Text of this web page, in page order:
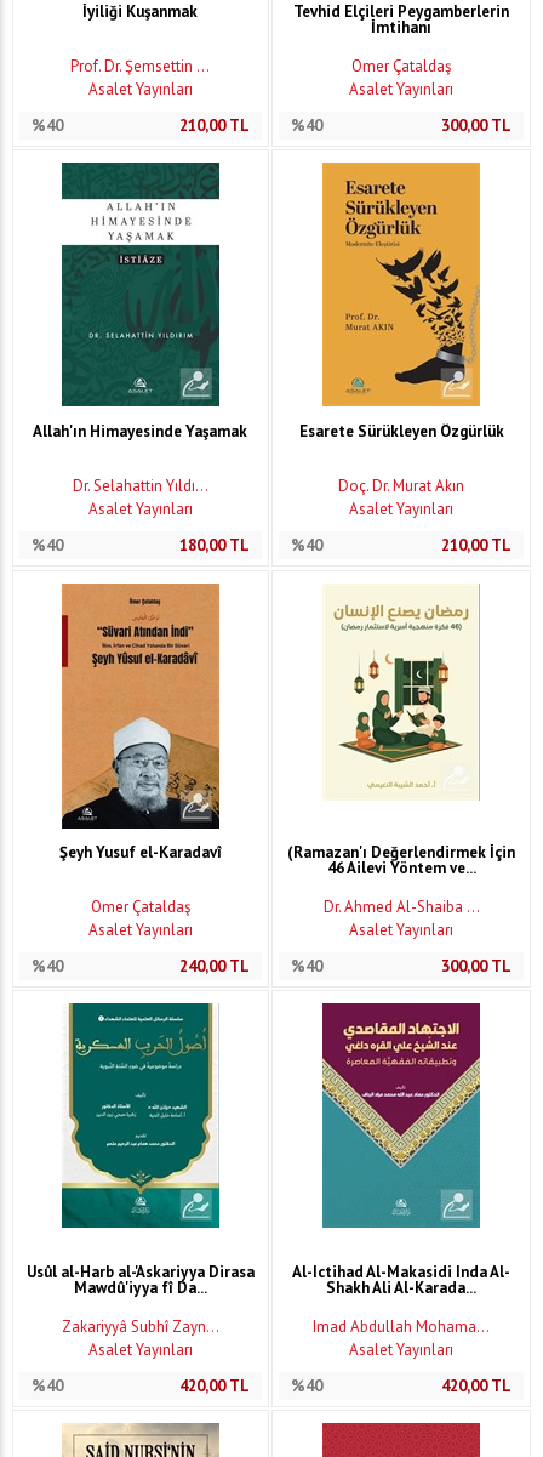
İyiliği Kuşanmak
Prof. Dr. Şemsettin ...
Asalet Yayınları
%40
210,00TL
Tevhid Elçileri Peygamberlerin
İmtihanı
Ömer Çataldaş
Asalet Yayınları
%40
300,00TL
Allah'ın Himayesinde Yaşamak
Dr. Selahattin Yıldı...
Asalet Yayınları
%40
180,00TL
Esarete Sürükleyen Özgürlük
Doç. Dr. Murat Akın
Asalet Yayınları
%40
210,00TL
Şeyh Yusuf el-Karadavî
Ömer Çataldaş
Asalet Yayınları
%40
240,00TL
(Ramazan'ı Değerlendirmek İçin
46 Ailevi Yöntem ve...
Dr. Ahmed Al-Shaiba ...
Asalet Yayınları
%40
300,00TL
Usûl al-Harb al-'Askariyya Dirasa
Mawdû'iyya fî Da...
Zakariyyâ Subhî Zayn...
Asalet Yayınları
%40
420,00TL
Al-Ictihad Al-Makasidi Inda Al-
Shakh Ali Al-Karada...
Imad Abdullah Mohama...
Asalet Yayınları
%40
420,00TL